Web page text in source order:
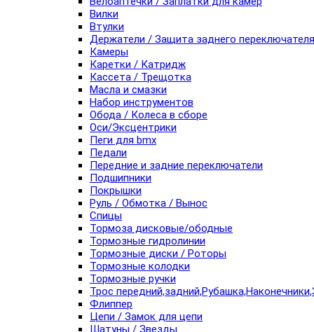
Вилки
Втулки
Держатели / Защита заднего переключателя
Камеры
Каретки / Катридж
Кассета / Трещотка
Масла и смазки
Набор инструментов
Обода / Колеса в сборе
Оси/Эксцентрики
Пеги для bmx
Педали
Передние и задние переключатели
Подшипники
Покрышки
Руль / Обмотка / Вынос
Спицы
Тормоза дисковые/ободные
Тормозные гидролинии
Тормозные диски / Роторы
Тормозные колодки
Тормозные ручки
Трос
Флиппер
Цепи / Замок для цепи
Шатуны / Звезды